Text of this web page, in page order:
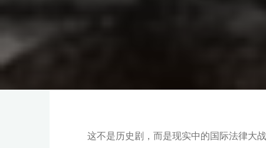
这不是历史剧，而是现实中的国际法律大战